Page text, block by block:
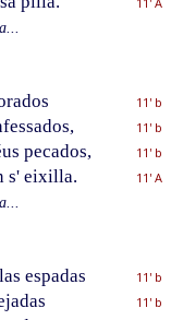
11' b
11' b
pecados,
11' b
s' eixilla.
11' A
espadas
11' b
11' b